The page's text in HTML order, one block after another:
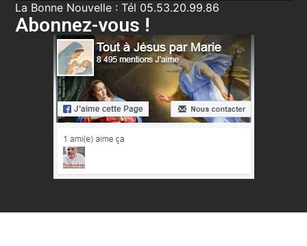
La Bonne Nouvelle : Tél 05.53.20.99.86
Abonnez-vous !